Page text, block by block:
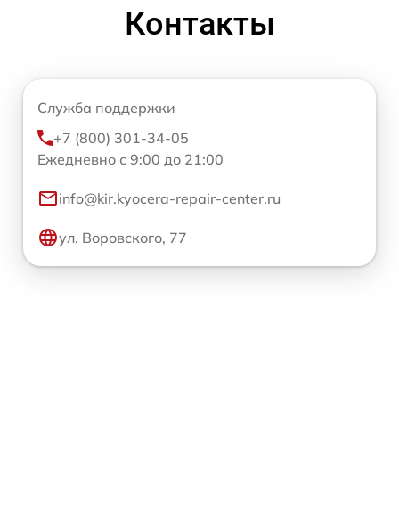
Контакты
Служба поддержки
+7 (800) 301-34-05
Ежедневно с 9:00 до 21:00
info@kir.kyocera-repair-center.ru
ул. Воровского, 77